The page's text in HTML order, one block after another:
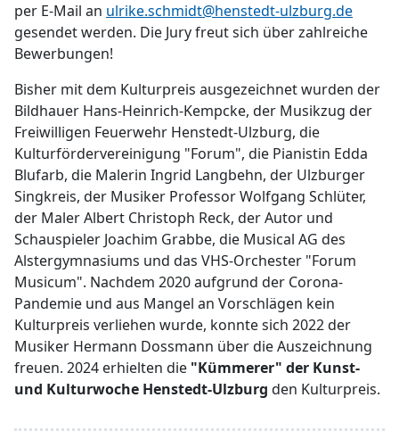
per E-Mail an ulrike.schmidt@henstedt-ulzburg.de
gesendet werden. Die Jury freut sich über zahlreiche
Bewerbungen!
Bisher mit dem Kulturpreis ausgezeichnet wurden der
Bildhauer Hans-Heinrich-Kempcke, der Musikzug der
Freiwilligen Feuerwehr Henstedt-Ulzburg, die
Kulturfördervereinigung "Forum", die Pianistin Edda
Blufarb, die Malerin Ingrid Langbehn, der Ulzburger
Singkreis, der Musiker Professor Wolfgang Schlüter,
der Maler Albert Christoph Reck, der Autor und
Schauspieler Joachim Grabbe, die Musical AG des
Alstergymnasiums und das VHS-Orchester "Forum
Musicum". Nachdem 2020 aufgrund der Corona-
Pandemie und aus Mangel an Vorschlägen kein
Kulturpreis verliehen wurde, konnte sich 2022 der
Musiker Hermann Dossmann über die Auszeichnung
freuen. 2024 erhielten die "Kümmerer" der Kunst-
und Kulturwoche Henstedt-Ulzburg den Kulturpreis.